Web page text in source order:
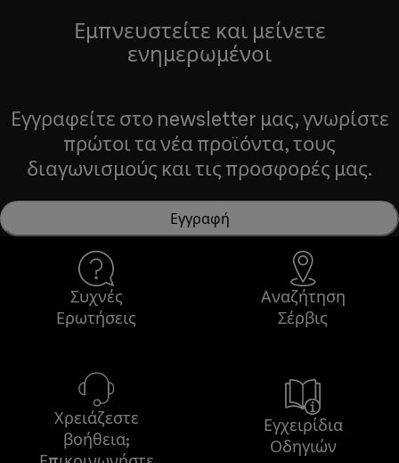
Εμπνευστείτε και μείνετε
ενημερωμένοι
Εγγραφείτε στο newsletter μας, γνωρίστε
πρώτοι τα νέα προϊόντα, τους
διαγωνισμούς και τις προσφορές μας.
Εγγραφή
Συχνές
Ερωτήσεις
Αναζήτηση
Σέρβις
Χρειάζεστε
βοήθεια;
Εγχειρίδια
Οδηγιών